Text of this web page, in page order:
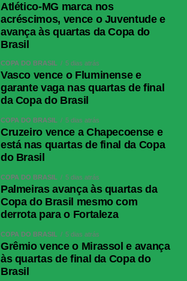
Atlético-MG marca nos
acréscimos, vence o Juventude e
avança às quartas da Copa do
Brasil
COPA DO BRASIL 5 dias atrás
Vasco vence o Fluminense e
garante vaga nas quartas de final
da Copa do Brasil
COPA DO BRASIL 5 dias atrás
Cruzeiro vence a Chapecoense e
está nas quartas de final da Copa
do Brasil
COPA DO BRASIL 5 dias atrás
Palmeiras avança às quartas da
Copa do Brasil mesmo com
derrota para o Fortaleza
COPA DO BRASIL 5 dias atrás
Grêmio vence o Mirassol e avança
às quartas de final da Copa do
Brasil